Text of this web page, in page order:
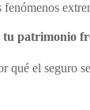
fenómenos
patrimonio
qué el seguro